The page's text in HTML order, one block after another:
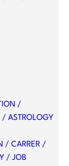
/
/ ASTROLOGY
/ CARRER /
/ JOB